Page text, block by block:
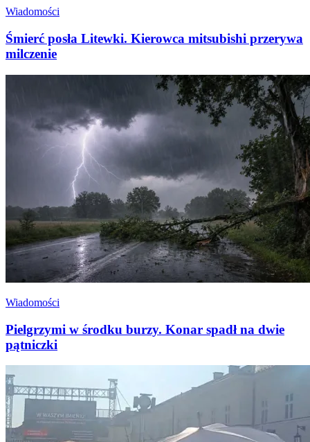
Wiadomości
Śmierć posła Litewki. Kierowca mitsubishi przerywa
milczenie
Wiadomości
Pielgrzymi w środku burzy. Konar spadł na dwie
pątniczki